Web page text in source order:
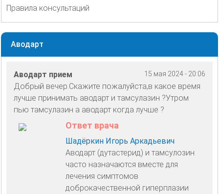
Правила консультаций
Аводарт
15 мая 2024 - 20:06
Аводарт прием
Добрый вечер.Скажите пожалуйста,в какое время
лучше принимать аводарт и тамсулазин ?Утром
пью тамсулазин а аводарт когда лучше ?
Ответ врача
Шадёркин Игорь Аркадьевич
Аводарт (дутастерид) и тамсулозин
часто назначаются вместе для
лечения симптомов
доброкачественной гиперплазии